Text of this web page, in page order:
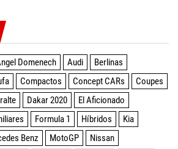
Domenech Audi
Berlinas
Compactos Concept CARs
Coupes
Dakar 2020
El Aficionado
Formula 1 Híbridos
Kia
Benz MotoGP
Nissan